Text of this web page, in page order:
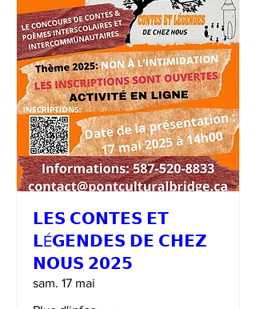
𝗟𝗘𝗦 𝗖𝗢𝗡𝗧𝗘𝗦 𝗘𝗧
𝗟É𝗚𝗘𝗡𝗗𝗘𝗦 𝗗𝗘 𝗖𝗛𝗘𝗭
𝗡𝗢𝗨𝗦 𝟮𝟬𝟮𝟱
sam. 17 mai